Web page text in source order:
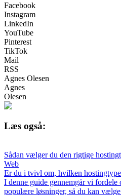
Facebook
Instagram
LinkedIn
YouTube
Pinterest
TikTok
Mail
RSS
Agnes Olesen
Agnes
Olesen
Læs også:
Sådan vælger du den rigtige
Web
Er du i tvivl om, hvilken
I denne guide gennemgår vi fordele
populære løsninger, så du kan